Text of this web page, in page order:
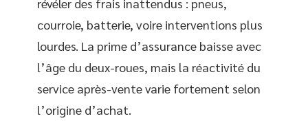
courroie, batterie, voire interventions plus
lourdes. La prime d’assurance baisse avec
l’âge du deux-roues, mais la réactivité du
service après-vente varie fortement selon
l’origine d’achat.